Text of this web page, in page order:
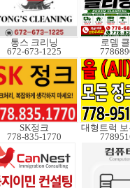
통스 크리닝
672-673-1225
로뎀
SK정크
778-835-1770